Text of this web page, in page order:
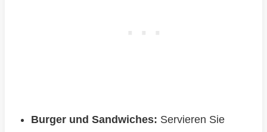
Burger und Sandwiches: Servieren Sie